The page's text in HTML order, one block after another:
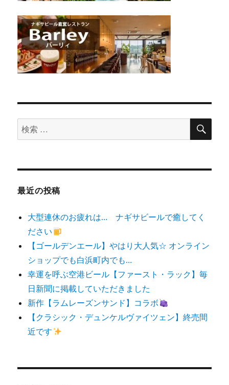
検
索
象:
検
最近の投稿
大型連休のお疲れは… ナギサビールで癒してく
ださい
【ゴールデンエール】やはり大人気☆ オンライン
ショップでも白浜町内でも…
幸運を呼ぶ空港ビール【ファースト・ラック】毎
日新聞に掲載していただきました
新作【ラムレーズンサンド】コラボ
【クラシック・デュンケルヴァイツェン】終売間
近です